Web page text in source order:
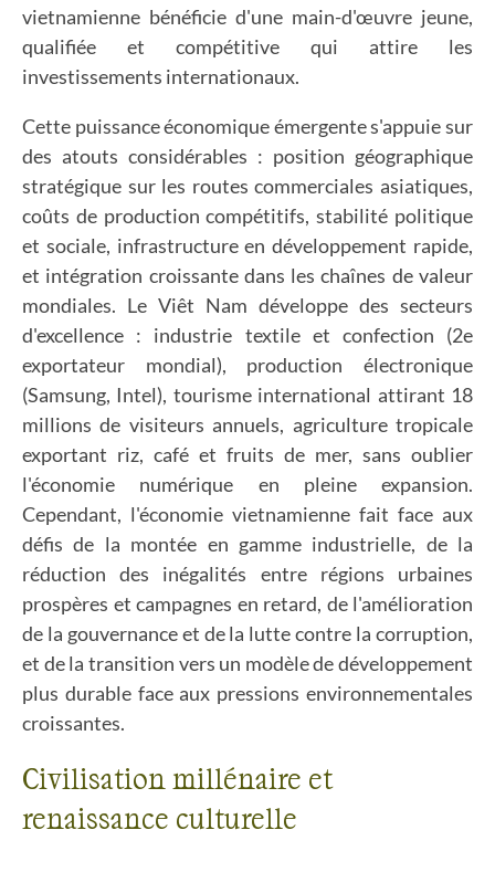
vietnamienne bénéficie d'une main-d'œuvre jeune,
qualifiée et compétitive qui attire les
investissements internationaux.
Cette puissance économique émergente s'appuie sur
des atouts considérables : position géographique
stratégique sur les routes commerciales asiatiques,
coûts de production compétitifs, stabilité politique
et sociale, infrastructure en développement rapide,
et intégration croissante dans les chaînes de valeur
mondiales. Le Viêt Nam développe des secteurs
d'excellence : industrie textile et confection (2e
exportateur mondial), production électronique
(Samsung, Intel), tourisme international attirant 18
millions de visiteurs annuels, agriculture tropicale
exportant riz, café et fruits de mer, sans oublier
l'économie numérique en pleine expansion.
Cependant, l'économie vietnamienne fait face aux
défis de la montée en gamme industrielle, de la
réduction des inégalités entre régions urbaines
prospères et campagnes en retard, de l'amélioration
de la gouvernance et de la lutte contre la corruption,
et de la transition vers un modèle de développement
plus durable face aux pressions environnementales
croissantes.
Civilisation millénaire et
renaissance culturelle